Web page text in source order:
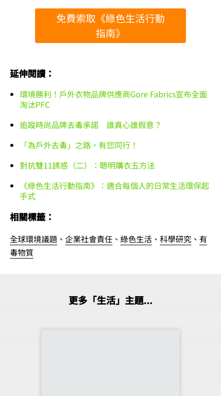
免費索取《綠色生活行動
指南》
延伸閱讀：
環境勝利！戶外衣物品牌供應商Gore Fabrics宣布全面
淘汰PFC
追蹤時尚品牌去毒承諾 誰真心誰假意？
「為戶外去毒」之路，有您同行！
對抗雙11誘惑（二）：聰明購衣五方法
《綠色生活行動指南》：適合每個人的日常生活環保起
手式
相關標籤：
全球環境議題 、 企業社會責任 、 綠色生活 、 科學研究 、 有
毒物質
更多「生活」主題...